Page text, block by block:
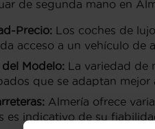
de segunda mano en
Precio: Los coches de
acceso a un vehículo de
Modelo: La variedad de
que se adaptan mejor
Almería ofrece
es indicativo de su